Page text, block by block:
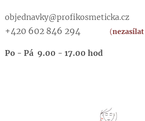
objednavky@profikosmeticka.cz
+420 602 846 294 (nezasílat
Po - Pá 9.00 - 17.00 hod